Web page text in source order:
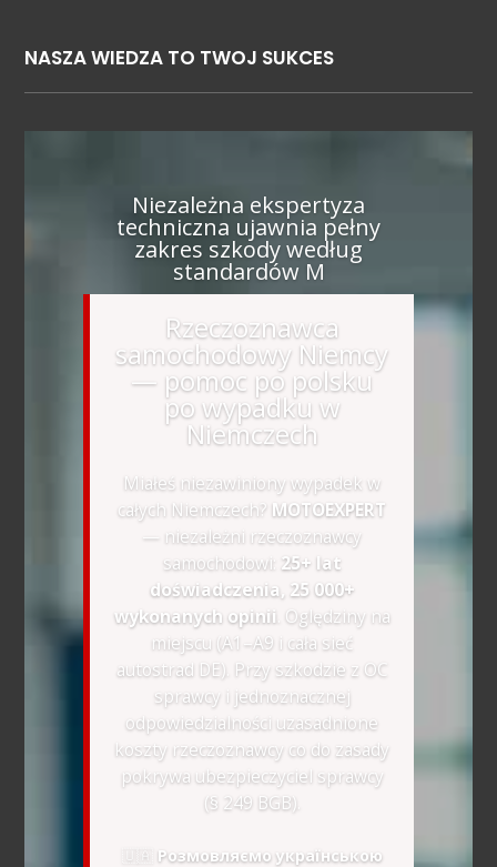
NASZA WIEDZA TO TWOJ SUKCES
Niezależna ekspertyza
techniczna ujawnia pełny
zakres szkody według
standardów M
Rzeczoznawca
samochodowy Niemcy
— pomoc po polsku
po wypadku w
Niemczech
Miałeś niezawiniony wypadek w
całych Niemczech? MOTOEXPERT
— niezależni rzeczoznawcy
samochodowi: 25+ lat
doświadczenia, 25 000+
wykonanych opinii . Oględziny na
miejscu (A1–A9 i cała sieć
autostrad DE). Przy szkodzie z OC
sprawcy i jednoznacznej
odpowiedzialności uzasadnione
koszty rzeczoznawcy co do zasady
pokrywa ubezpieczyciel sprawcy
(§ 249 BGB).
🇺🇦 Розмовляємо українською